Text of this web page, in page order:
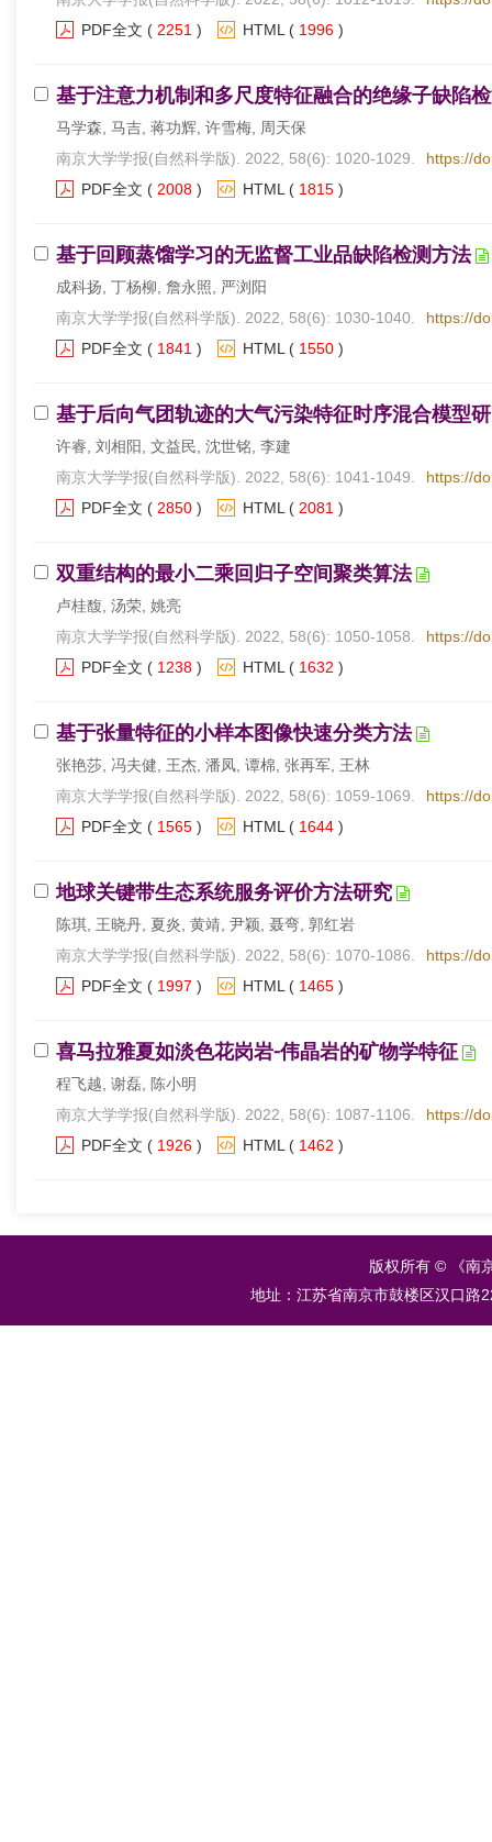
PDF全文 ( 2251 ) HTML ( 1996 )
基于注意力机制和多尺度特征融合的绝缘子缺陷
马学森, 马吉, 蒋功辉, 许雪梅, 周天保
南京大学学报(自然科学版). 2022, 58(6): 1020-1029.
https://
PDF全文 ( 2008 ) HTML ( 1815 )
基于回顾蒸馏学习的无监督工业品缺陷检测方法
成科扬, 丁杨柳, 詹永照, 严浏阳
南京大学学报(自然科学版). 2022, 58(6): 1030-1040.
https://
PDF全文 ( 1841 ) HTML ( 1550 )
基于后向气团轨迹的大气污染特征时序混合模型
许睿, 刘相阳, 文益民, 沈世铭, 李建
南京大学学报(自然科学版). 2022, 58(6): 1041-1049.
https://
PDF全文 ( 2850 ) HTML ( 2081 )
双重结构的最小二乘回归子空间聚类算法
卢桂馥, 汤荣, 姚亮
南京大学学报(自然科学版). 2022, 58(6): 1050-1058.
https://
PDF全文 ( 1238 ) HTML ( 1632 )
基于张量特征的小样本图像快速分类方法
张艳莎, 冯夫健, 王杰, 潘凤, 谭棉, 张再军, 王林
南京大学学报(自然科学版). 2022, 58(6): 1059-1069.
https://
PDF全文 ( 1565 ) HTML ( 1644 )
地球关键带生态系统服务评价方法研究
陈琪, 王晓丹, 夏炎, 黄靖, 尹颖, 聂弯, 郭红岩
南京大学学报(自然科学版). 2022, 58(6): 1070-1086.
https://
PDF全文 ( 1997 ) HTML ( 1465 )
喜马拉雅夏如淡色花岗岩⁃伟晶岩的矿物学特征
程飞越, 谢磊, 陈小明
南京大学学报(自然科学版). 2022, 58(6): 1087-1106.
https://
PDF全文 ( 1926 ) HTML ( 1462 )
版权所有 © 《南
地址：江苏省南京市鼓楼区汉口